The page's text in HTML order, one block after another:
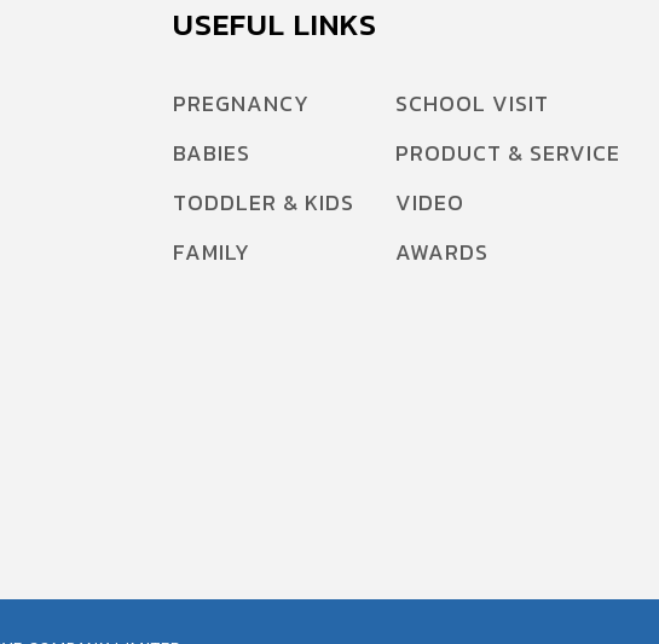
USEFUL LINKS
PREGNANCY
BABIES
TODDLER & KIDS
FAMILY
SCHOOL VISIT
PRODUCT & SERVICE
VIDEO
AWARDS